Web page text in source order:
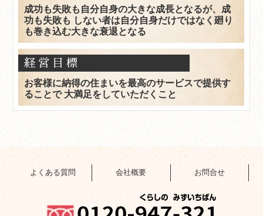
成功も失敗も自分自身の大きな成長となるが、成
功も失敗も しない者は自分自身だけではなく廻り
も巻き込む大きな衰退となる
経営目標
お客様に納得の住まいを最高のサービスで提供す
ることで 大満足をしていただくこと
よくある質問 会社概要 お問合せ